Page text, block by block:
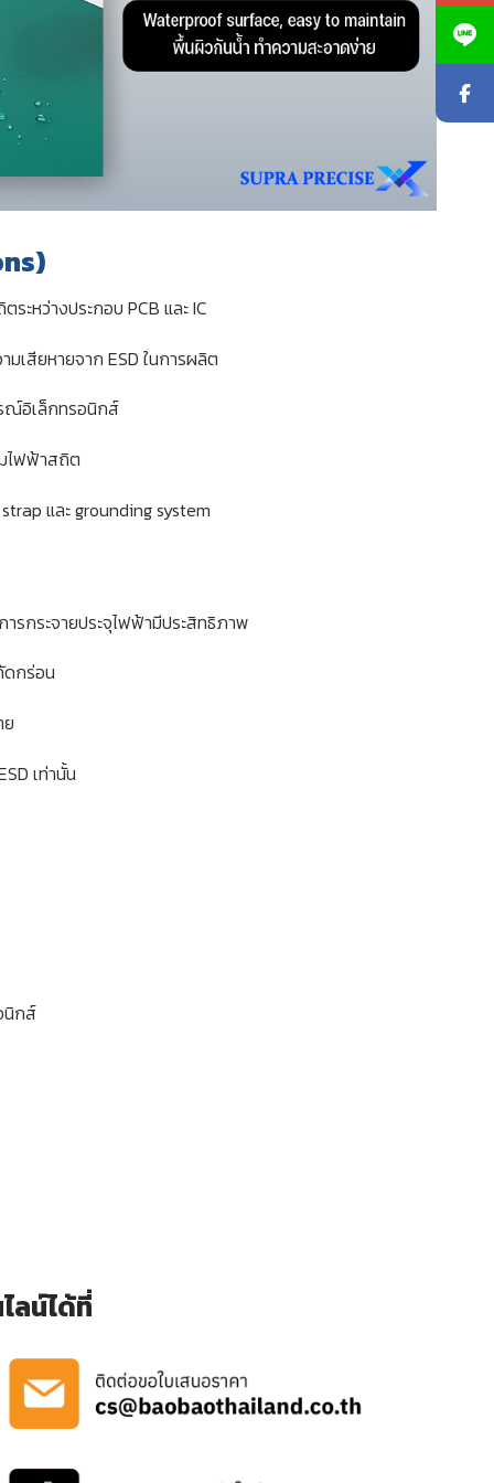
ะหว่างประกอบ PCB และ IC
เสียหายจาก ESD ในการผลิต
ณ์อิเล็กทรอนิกส์
ไฟฟ้าสถิต
และ grounding system
รกระจายประจุไฟฟ้ามีประสิทธิภาพ
ดกร่อน
เท่านั้น
นิกส์
ลน์ได้ที่